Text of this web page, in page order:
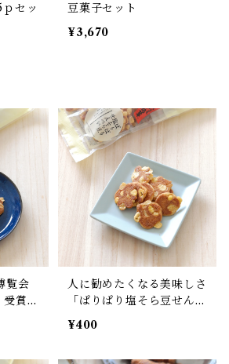
セッ
豆菓子セット
¥3,670
覧会
受賞!
ツせ
人に勧めたくなる美味しさ
「ぱりぱり塩そら豆せんべ
い」
¥400